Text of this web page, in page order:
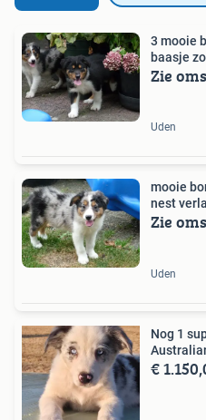
3 mooie
baasje
Zie
Uden
mooie
nest
Zie
Uden
Nog 1
€